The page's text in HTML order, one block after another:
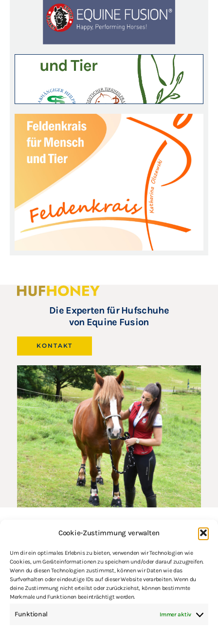
Cookie-Zustimmung verwalten
Um dir ein optimales Erlebnis zu bieten, verwenden wir Technologien wie
Cookies, um Geräteinformationen zu speichern und/oder darauf zuzugreifen.
Wenn du diesen Technologien zustimmst, können wir Daten wie das
Surfverhalten oder eindeutige IDs auf dieser Website verarbeiten. Wenn du
deine Zustimmung nicht erteilst oder zurückziehst, können bestimmte
Merkmale und Funktionen beeinträchtigt werden.
Funktional Immer aktiv
Die Experten für Hufschuhe
von Equine Fusion
KONTAKT
Email:info@problempferde.info
Phone: +49 7763 9188266
Mo-Fr 9:00 – 17:00 Uhr
Professionelle Beratung bei der Wahl und dem Kauf